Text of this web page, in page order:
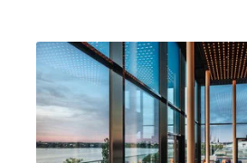
Standort eröffnen.